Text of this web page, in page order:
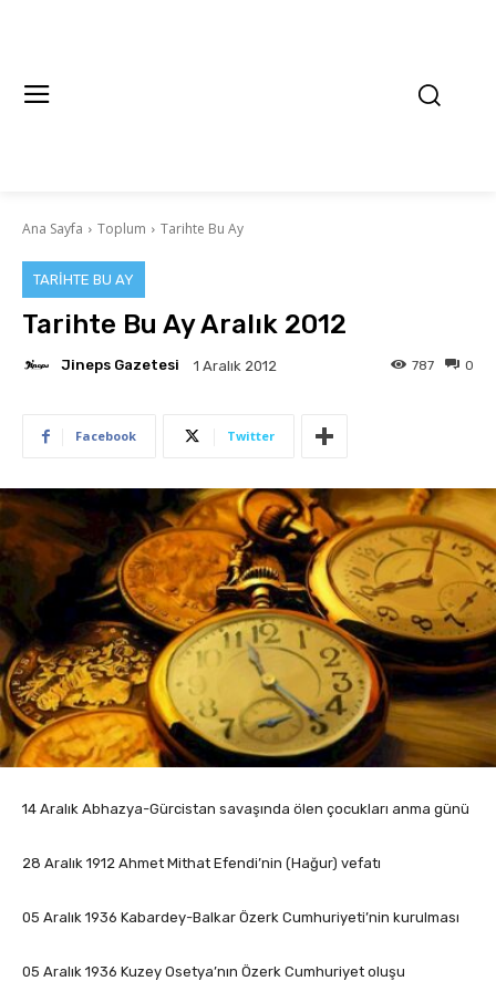
Ana Sayfa Toplum Tarihte Bu Ay
TARIHTE BU AY
Tarihte Bu Ay Aralık 2012
Jineps Gazetesi 1 Aralık 2012 0
787
Facebook Twitter
14 Aralık Abhazya-Gürcistan savaşında ölen çocukları anma günü
28 Aralık 1912 Ahmet Mithat Efendi’nin (Hağur) vefatı
05 Aralık 1936 Kabardey-Balkar Özerk Cumhuriyeti’nin kurulması
05 Aralık 1936 Kuzey Osetya’nın Özerk Cumhuriyet oluşu